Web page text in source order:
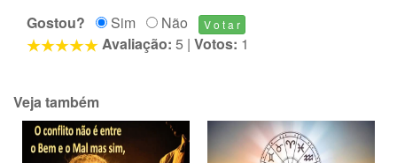
Gostou? Sim
Não
Avaliação: 5 | Votos: 1
Veja também